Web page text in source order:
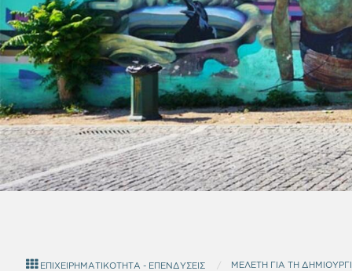
ΕΠΙΧΕΙΡΗΜΑΤΙΚΟΤΗΤΑ - ΕΠΕΝΔΥΣΕΙΣ ΜΕΛΕΤΗ ΓΙΑ ΤΗ